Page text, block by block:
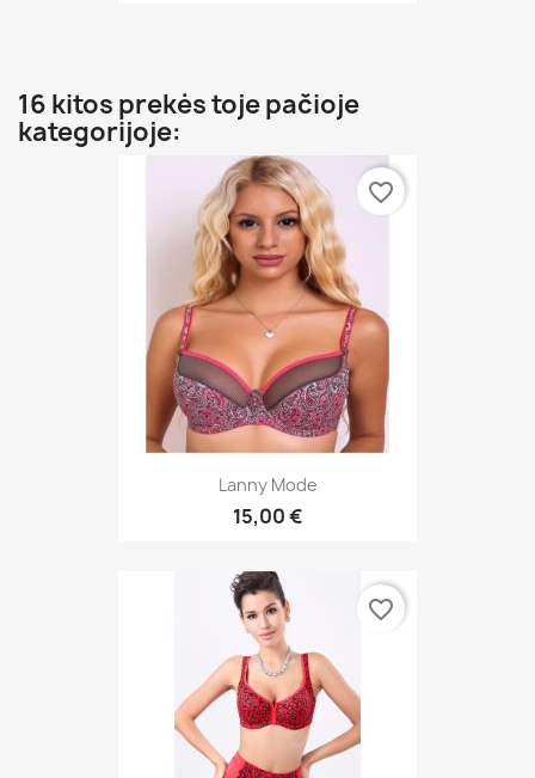
16 kitos prekės toje pačioje
kategorijoje:
Lanny Mode
15,00 €
favorite_border
favorite_border